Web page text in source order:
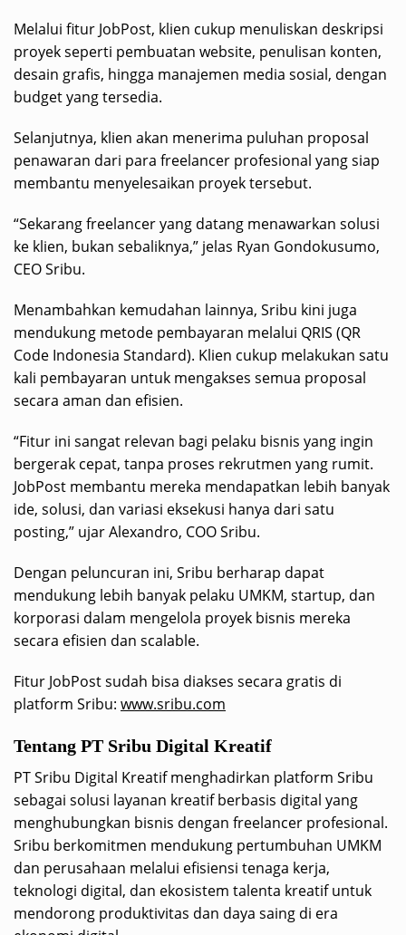
Melalui fitur JobPost, klien cukup menuliskan deskripsi
proyek seperti pembuatan website, penulisan konten,
desain grafis, hingga manajemen media sosial, dengan
budget yang tersedia.
Selanjutnya, klien akan menerima puluhan proposal
penawaran dari para freelancer profesional yang siap
membantu menyelesaikan proyek tersebut.
“Sekarang freelancer yang datang menawarkan solusi
ke klien, bukan sebaliknya,” jelas Ryan Gondokusumo,
CEO Sribu.
Menambahkan kemudahan lainnya, Sribu kini juga
mendukung metode pembayaran melalui QRIS (QR
Code Indonesia Standard). Klien cukup melakukan satu
kali pembayaran untuk mengakses semua proposal
secara aman dan efisien.
“Fitur ini sangat relevan bagi pelaku bisnis yang ingin
bergerak cepat, tanpa proses rekrutmen yang rumit.
JobPost membantu mereka mendapatkan lebih banyak
ide, solusi, dan variasi eksekusi hanya dari satu
posting,” ujar Alexandro, COO Sribu.
Dengan peluncuran ini, Sribu berharap dapat
mendukung lebih banyak pelaku UMKM, startup, dan
korporasi dalam mengelola proyek bisnis mereka
secara efisien dan scalable.
Fitur JobPost sudah bisa diakses secara gratis di
platform Sribu: www.sribu.com
Tentang PT Sribu Digital Kreatif
PT Sribu Digital Kreatif menghadirkan platform Sribu
sebagai solusi layanan kreatif berbasis digital yang
menghubungkan bisnis dengan freelancer profesional.
Sribu berkomitmen mendukung pertumbuhan UMKM
dan perusahaan melalui efisiensi tenaga kerja,
teknologi digital, dan ekosistem talenta kreatif untuk
mendorong produktivitas dan daya saing di era